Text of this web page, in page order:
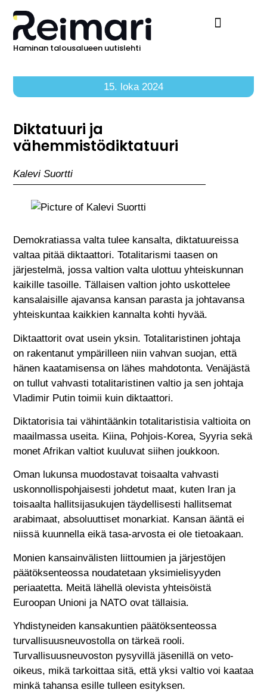
Haminan talousalueen uutislehti
15. loka 2024
Diktatuuri ja
vähemmistödiktatuuri
Kalevi Suortti
Demokratiassa valta tulee kansalta, diktatuureissa
valtaa pitää diktaattori. Totalitarismi taasen on
järjestelmä, jossa valtion valta ulottuu yhteiskunnan
kaikille tasoille. Tällaisen valtion johto uskottelee
kansalaisille ajavansa kansan parasta ja johtavansa
yhteiskuntaa kaikkien kannalta kohti hyvää.
Diktaattorit ovat usein yksin. Totalitaristinen johtaja
on rakentanut ympärilleen niin vahvan suojan, että
hänen kaatamisensa on lähes mahdotonta. Venäjästä
on tullut vahvasti totalitaristinen valtio ja sen johtaja
Vladimir Putin toimii kuin diktaattori.
Diktatorisia tai vähintäänkin totalitaristisia valtioita on
maailmassa useita. Kiina, Pohjois-Korea, Syyria sekä
monet Afrikan valtiot kuuluvat siihen joukkoon.
Oman lukunsa muodostavat toisaalta vahvasti
uskonnollispohjaisesti johdetut maat, kuten Iran ja
toisaalta hallitsijasukujen täydellisesti hallitsemat
arabimaat, absoluuttiset monarkiat. Kansan ääntä ei
niissä kuunnella eikä tasa-arvosta ei ole tietoakaan.
Monien kansainvälisten liittoumien ja järjestöjen
päätöksenteossa noudatetaan yksimielisyyden
periaatetta. Meitä lähellä olevista yhteisöistä
Euroopan Unioni ja NATO ovat tällaisia.
Yhdistyneiden kansakuntien päätöksenteossa
turvallisuusneuvostolla on tärkeä rooli.
Turvallisuusneuvoston pysyvillä jäsenillä on veto-
oikeus, mikä tarkoittaa sitä, että yksi valtio voi kaataa
minkä tahansa esille tulleen esityksen.